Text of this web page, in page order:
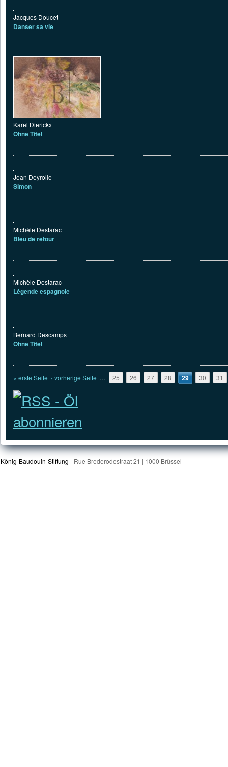
Jacques Doucet
Danser sa vie
Karel Dierickx
Ohne Titel
Jean Deyrolle
Simon
Michèle Destarac
Bleu de retour
Michèle Destarac
Légende espagnole
Bernard Descamps
Ohne Titel
Seiten
« erste Seite ‹ vorherige Seite … 25 26 27 28 29 30 31
König-Baudouin-Stiftung Rue Brederodestraat 21 | 1000 Brüssel